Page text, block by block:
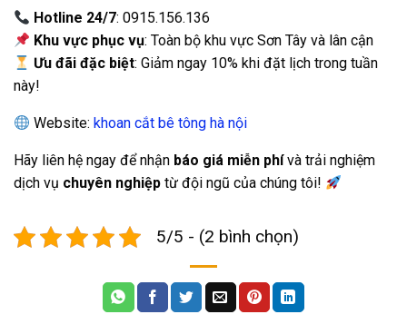
Hotline 24/7: 0915.156.136
Khu vực phục vụ: Toàn bộ khu vực Sơn Tây và lân cận
Ưu đãi đặc biệt: Giảm ngay 10% khi đặt lịch trong tuần
này!
Website: khoan cắt bê tông hà nội
Hãy liên hệ ngay để nhận báo giá miễn phívà trải nghiệm
dịch vụ chuyên nghiệp từ đội ngũ của chúng tôi!
5/5 - (2 bình chọn)